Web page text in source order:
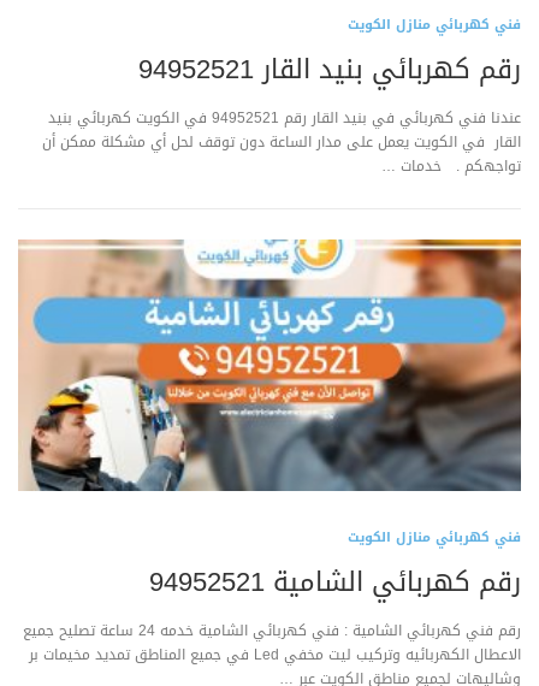
فني كهربائي منازل الكويت
رقم كهربائي بنيد القار 94952521
عندنا فني كهربائي في بنيد القار رقم 94952521 في الكويت كهربائي بنيد
القار في الكويت يعمل على مدار الساعة دون توقف لحل أي مشكلة ممكن أن
تواجهكم . خدمات …
فني كهربائي منازل الكويت
رقم كهربائي الشامية 94952521
رقم فني كهربائي الشامية : فني كهربائي الشامية خدمه 24 ساعة تصليح جميع
الاعطال الكهربائيه وتركيب ليت مخفي Led في جميع المناطق تمديد مخيمات بر
وشاليهات لجميع مناطق الكويت عبر …